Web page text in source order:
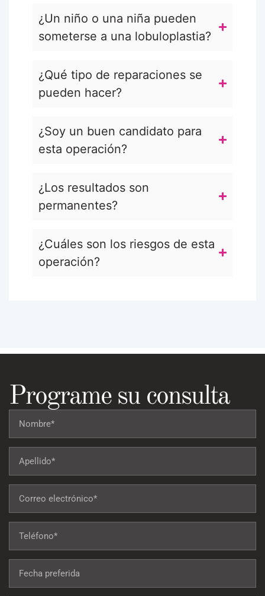
¿Un niño o una niña pueden
someterse a una lobuloplastia?
¿Qué tipo de reparaciones se
pueden hacer?
¿Soy un buen candidato para
esta operación?
¿Los resultados son
permanentes?
¿Cuáles son los riesgos de esta
operación?
Programe su consulta